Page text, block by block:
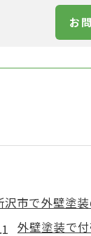
お
沢市で外壁塗
外壁塗装で